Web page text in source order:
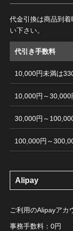
代金引換は商品到
い下さい。
代引き手数料
10,000円未満は
10,000円～30,000
30,000円～
100,000円～
Alipay
ご利用のAlipayアカ
事務手数料：0円